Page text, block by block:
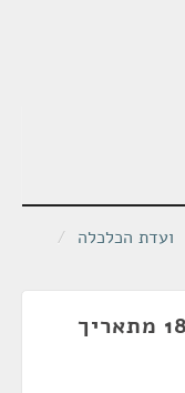
ועדת הכלכלה /
ישיבת ועדה של הכנסת ה-18 מתאריך